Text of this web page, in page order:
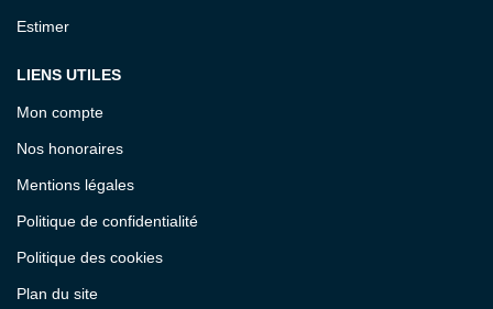
Estimer
LIENS UTILES
Mon compte
Nos honoraires
Mentions légales
Politique de confidentialité
Politique des cookies
Plan du site